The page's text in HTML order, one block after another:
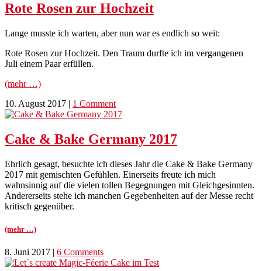
Rote Rosen zur Hochzeit
Lange musste ich warten, aber nun war es endlich so weit:
Rote Rosen zur Hochzeit. Den Traum durfte ich im vergangenen
Juli einem Paar erfüllen.
(mehr …)
10. August 2017 | 1 Comment
Cake & Bake Germany 2017
Ehrlich gesagt, besuchte ich dieses Jahr die Cake & Bake Germany
2017 mit gemischten Gefühlen. Einerseits freute ich mich
wahnsinnig auf die vielen tollen Begegnungen mit Gleichgesinnten.
Andererseits stehe ich manchen Gegebenheiten auf der Messe recht
kritisch gegenüber.
(mehr …)
8. Juni 2017 | 6 Comments